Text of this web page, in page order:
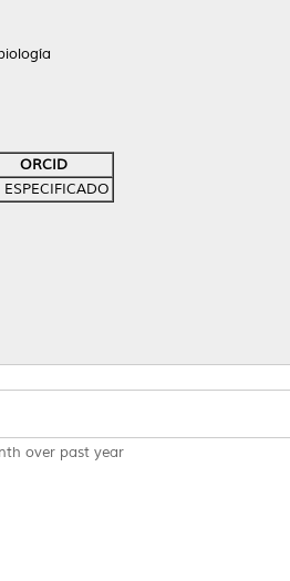
ORCID
over past year